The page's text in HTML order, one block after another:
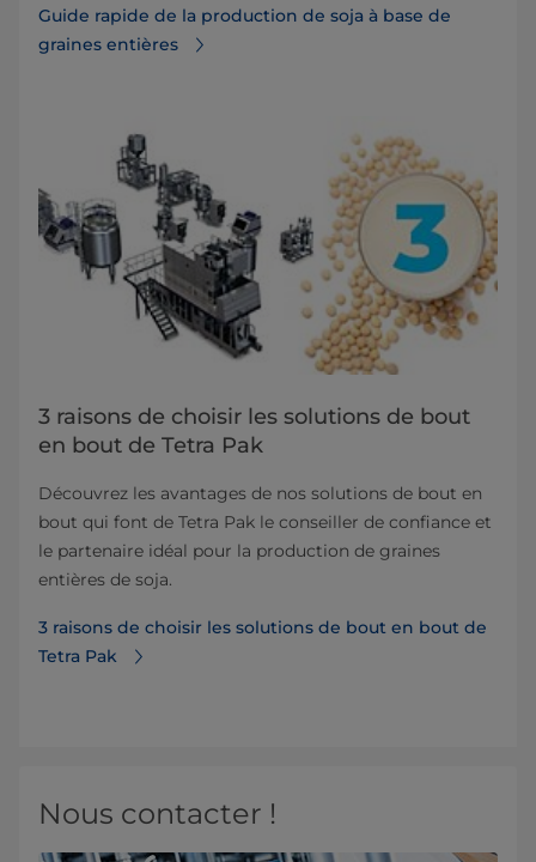
Guide rapide de la production de soja à base de
graines entières
3 raisons de choisir les solutions de bout
en bout de Tetra Pak
Découvrez les avantages de nos solutions de bout en
bout qui font de Tetra Pak le conseiller de confiance et
le partenaire idéal pour la production de graines
entières de soja.
3 raisons de choisir les solutions de bout en bout de
Tetra Pak
Nous contacter !